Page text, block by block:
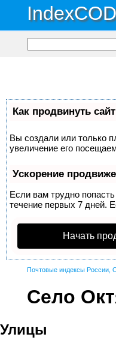
Как продвинуть
Вы создали или только
увеличение его
Ускорение
Если вам трудно
течение первых 7 дней.
Начать
Почтовые индексы
Село
Улицы